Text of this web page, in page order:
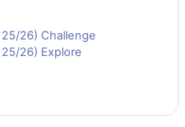
26) Challenge
26) Explore